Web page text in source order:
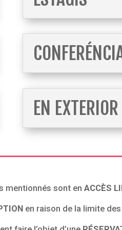
EN EXTERIOR
mentionnés sont en ACCÈS
en raison de la limite